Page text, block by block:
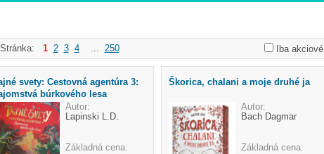
Iba akciové
Stránka: 1 2 3 4... 250
svety: Cestovná agentúra 3:
búrkového lesa
Autor:
Lapinski L.D.
Základná cena:
Škorica, chalani a moje druhé ja
Autor:
Bach Dagmar
Základná cena: